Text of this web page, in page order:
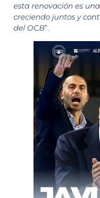
esta renovación es
creciendo juntos y
del OCB”.